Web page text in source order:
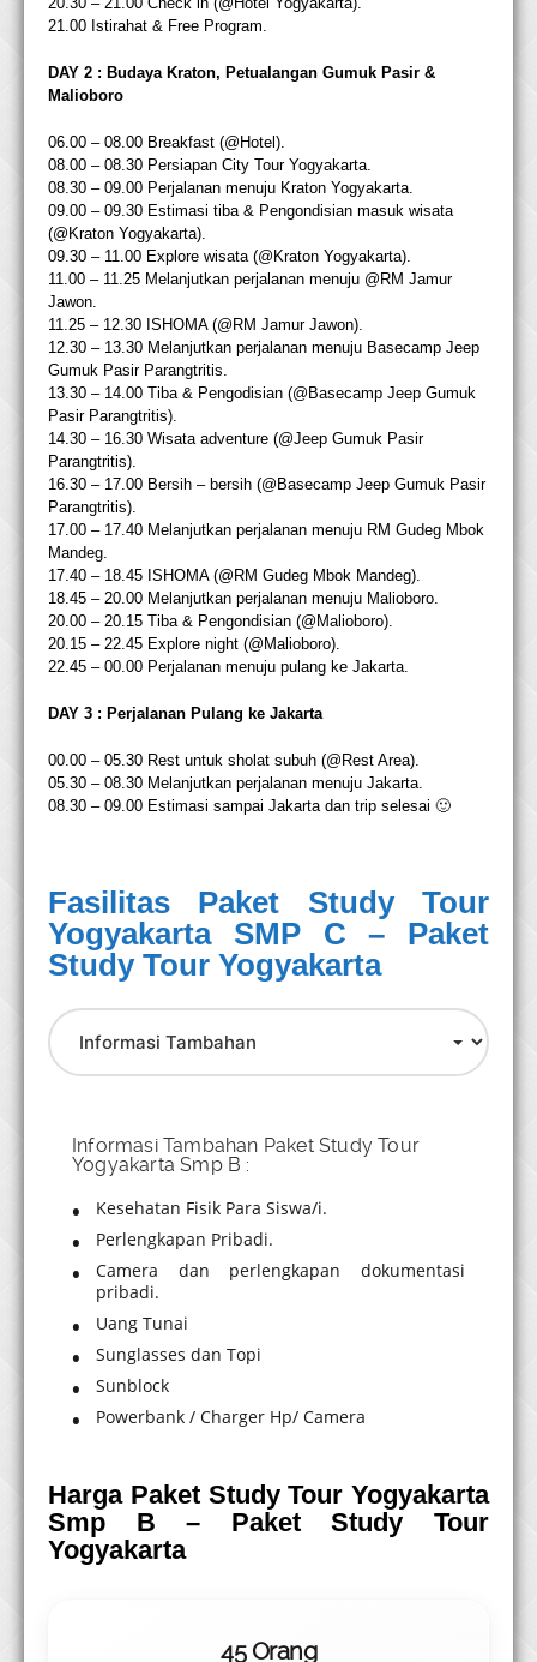
21.00 Istirahat & Free Program.
DAY 2 : Budaya Kraton, Petualangan Gumuk Pasir &
Malioboro
06.00 – 08.00 Breakfast (@Hotel).
08.00 – 08.30 Persiapan City Tour Yogyakarta.
08.30 – 09.00 Perjalanan menuju Kraton Yogyakarta.
09.00 – 09.30 Estimasi tiba & Pengondisian masuk wisata
(@Kraton Yogyakarta).
09.30 – 11.00 Explore wisata (@Kraton Yogyakarta).
11.00 – 11.25 Melanjutkan perjalanan menuju @RM Jamur
Jawon.
11.25 – 12.30 ISHOMA (@RM Jamur Jawon).
12.30 – 13.30 Melanjutkan perjalanan menuju Basecamp Jeep
Gumuk Pasir Parangtritis.
13.30 – 14.00 Tiba & Pengodisian (@Basecamp Jeep Gumuk
Pasir Parangtritis).
14.30 – 16.30 Wisata adventure (@Jeep Gumuk Pasir
Parangtritis).
16.30 – 17.00 Bersih – bersih (@Basecamp Jeep Gumuk Pasir
Parangtritis).
17.00 – 17.40 Melanjutkan perjalanan menuju RM Gudeg Mbok
Mandeg.
17.40 – 18.45 ISHOMA (@RM Gudeg Mbok Mandeg).
18.45 – 20.00 Melanjutkan perjalanan menuju Malioboro.
20.00 – 20.15 Tiba & Pengondisian (@Malioboro).
20.15 – 22.45 Explore night (@Malioboro).
22.45 – 00.00 Perjalanan menuju pulang ke Jakarta.
DAY 3 : Perjalanan Pulang ke Jakarta
00.00 – 05.30 Rest untuk sholat subuh (@Rest Area).
05.30 – 08.30 Melanjutkan perjalanan menuju Jakarta.
08.30 – 09.00 Estimasi sampai Jakarta dan trip selesai 🙂
Fasilitas Paket Study Tour
Yogyakarta SMP C– Paket
Study Tour Yogyakarta
Informasi Tambahan Paket Study Tour
Yogyakarta Smp B :
Kesehatan Fisik Para Siswa/i.
Perlengkapan Pribadi.
Camera dan perlengkapan dokumentasi
pribadi.
Uang Tunai
Sunglasses dan Topi
Sunblock
Powerbank / Charger Hp/ Camera
Harga Paket StudyTour Yogyakarta
Smp B– Paket Study Tour
Yogyakarta
45 Orang